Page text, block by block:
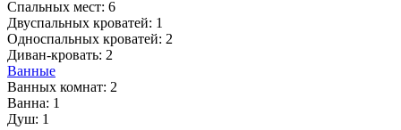
Спальных мест: 6
Двуспальных кроватей: 1
Односпальных кроватей: 2
Диван-кровать: 2
Ванные
Ванных комнат: 2
Ванна: 1
Душ: 1